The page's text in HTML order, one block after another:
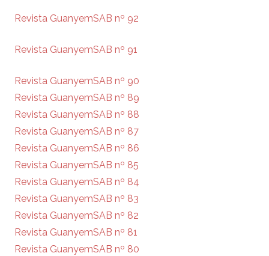
Revista GuanyemSAB nº 92
Revista GuanyemSAB nº 91
Revista GuanyemSAB nº 90
Revista GuanyemSAB nº 89
Revista GuanyemSAB nº 88
Revista GuanyemSAB nº 87
Revista GuanyemSAB nº 86
Revista GuanyemSAB nº 85
Revista GuanyemSAB nº 84
Revista GuanyemSAB nº 83
Revista GuanyemSAB nº 82
Revista GuanyemSAB nº 81
Revista GuanyemSAB nº 80